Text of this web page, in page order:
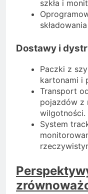
szkła i
Dostawy i
Paczki z
kartonami i
Transport
pojazdów z
wilgotności.
System